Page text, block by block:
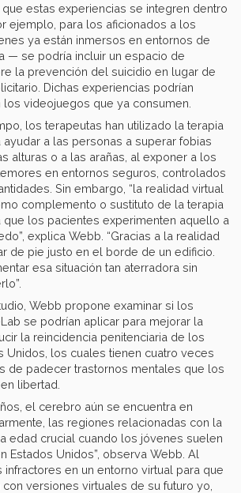
estas experiencias se integren dentro
ejemplo, para los aficionados a los
ya están inmersos en entornos de
— se podría incluir un espacio de
la prevención del suicidio en lugar de
Dichas experiencias podrían
los videojuegos que ya consumen.
los terapeutas han utilizado la terapia
a las personas a superar fobias
alturas o a las arañas, al exponer a los
en entornos seguros, controlados
Sin embargo, “la realidad virtual
complemento o sustituto de la terapia
que los pacientes experimenten aquello a
explica Webb. “Gracias a la realidad
de pie justo en el borde de un edificio.
esa situación tan aterradora sin
Webb propone examinar si los
se podrían aplicar para mejorar la
la reincidencia penitenciaria de los
Unidos, los cuales tienen cuatro veces
de padecer trastornos mentales que los
libertad.
el cerebro aún se encuentra en
las regiones relacionadas con la
edad crucial cuando los jóvenes suelen
Estados Unidos”, observa Webb. Al
en un entorno virtual para que
versiones virtuales de su futuro yo,